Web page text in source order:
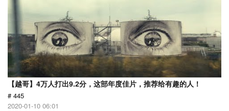
【越哥】4万人打出9.2分，这部年度佳片，推荐给有趣的人！
# 445
2020-01-10 06:01